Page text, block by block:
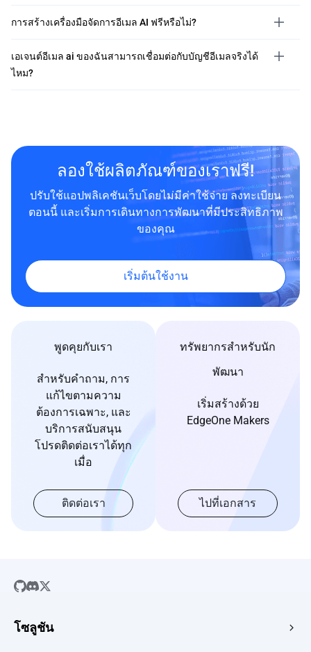
การสร้างเครื่องมือจัดการอีเมล AI ฟรีหรือไม่?
เอเจนต์อีเมล ai ของฉันสามารถเชื่อมต่อกับบัญชีอีเมลจริงได้
ไหม?
ลองใช้ผลิตภัณฑ์ของเราฟรี!
ปรับใช้แอปพลิเคชันเว็บโดยไม่มีค่าใช้จ่าย ลงทะเบียน
ตอนนี้ และเริ่มการเดินทางการพัฒนาที่มีประสิทธิภาพ
ของคุณ
เริ่มต้นใช้งาน
พูดคุยกับเรา
สำหรับคำถาม, การ
แก้ไขตามความ
ต้องการเฉพาะ, และ
บริการสนับสนุน
โปรดติดต่อเราได้ทุก
เมื่อ
ติดต่อเรา
ทรัพยากรสำหรับนัก
พัฒนา
เริ่มสร้างด้วย
EdgeOne Makers
ไปที่เอกสาร
โซลูชัน